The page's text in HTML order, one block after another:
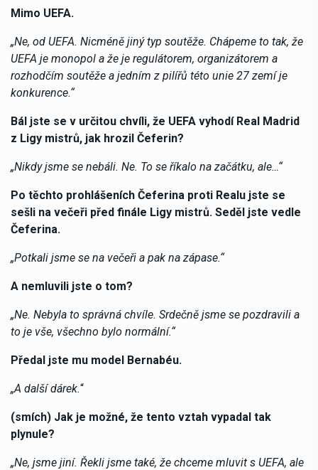
Mimo UEFA.
„Ne, od UEFA. Nicméně jiný typ soutěže. Chápeme to tak, že
UEFA je monopol a že je regulátorem, organizátorem a
rozhodčím soutěže a jedním z pilířů této unie 27 zemí je
konkurence.“
Bál jste se v určitou chvíli, že UEFA vyhodí Real Madrid
z Ligy mistrů, jak hrozil Čeferin?
„Nikdy jsme se nebáli. Ne. To se říkalo na začátku, ale…“
Po těchto prohlášeních Čeferina proti Realu jste se
sešli na večeři před finále Ligy mistrů. Seděl jste vedle
Čeferina.
„Potkali jsme se na večeři a pak na zápase.“
A nemluvili jste o tom?
„Ne. Nebyla to správná chvíle. Srdečně jsme se pozdravili a
to je vše, všechno bylo normální.“
Předal jste mu model Bernabéu.
„A další dárek.“
(smích) Jak je možné, že tento vztah vypadal tak
plynule?
„Ne, jsme jiní. Řekli jsme také, že chceme mluvit s UEFA, ale